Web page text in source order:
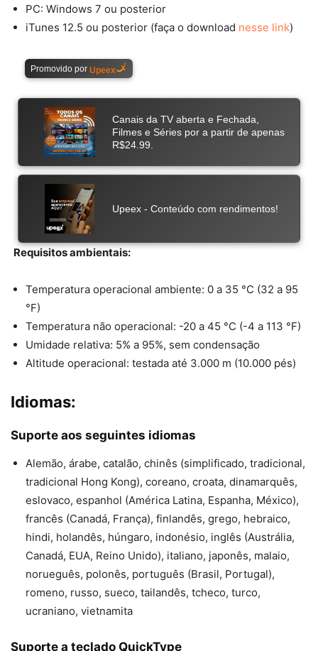
PC: Windows 7 ou posterior
iTunes 12.5 ou posterior (faça o download nesse link)
Requisitos ambientais:
Temperatura operacional ambiente: 0 a 35 °C (32 a 95
°F)
Temperatura não operacional: -20 a 45 °C (-4 a 113 °F)
Umidade relativa: 5% a 95%, sem condensação
Altitude operacional: testada até 3.000 m (10.000 pés)
Idiomas:
Suporte aos seguintes idiomas
Alemão, árabe, catalão, chinês (simplificado, tradicional,
tradicional Hong Kong), coreano, croata, dinamarquês,
eslovaco, espanhol (América Latina, Espanha, México),
francês (Canadá, França), finlandês, grego, hebraico,
hindi, holandês, húngaro, indonésio, inglês (Austrália,
Canadá, EUA, Reino Unido), italiano, japonês, malaio,
norueguês, polonês, português (Brasil, Portugal),
romeno, russo, sueco, tailandês, tcheco, turco,
ucraniano, vietnamita
Suporte a teclado QuickType